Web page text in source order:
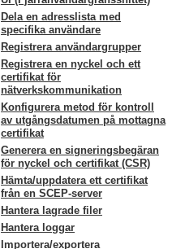
Dela en adresslista med
specifika användare
Registrera användargrupper
Registrera en nyckel och ett
certifikat för
nätverkskommunikation
Konfigurera metod för kontroll
av utgångsdatumen på mottagna
certifikat
Generera en signeringsbegäran
för nyckel och certifikat (CSR)
Hämta/uppdatera ett certifikat
från en SCEP-server
Hantera lagrade filer
Hantera loggar
Importera/exportera